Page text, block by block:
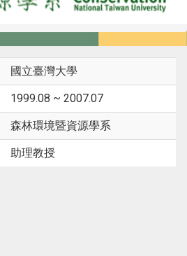
國立臺灣大學
1999.08 ~ 2007.07
森林環境暨資源學系
助理教授